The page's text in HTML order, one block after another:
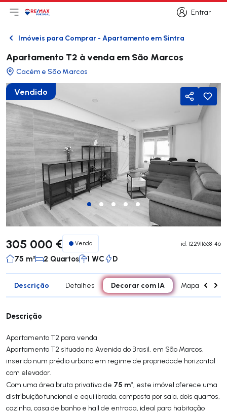
Entrar
Entrar
Abri menu principal
LogoIr para página inicial
VoltarImóveis para Comprar - Apartamento em Sintra
Apartamento T2 à venda em São Marcos
Cacém e São Marcos
Vendido
Partilhar
305 000 € Venda id. 122911668-46
75 m² 2 Quartos 1 WC D
Descrição Detalhes Decorar com IA Mapa
Descrição
Apartamento T2 para venda
Apartamento T2 situado na Avenida do Brasil, em São Marcos,
inserido num prédio urbano em regime de propriedade horizontal
com elevador.
Com uma área bruta privativa de 75 m², este imóvel oferece uma
distribuição funcional e equilibrada, composta por sala, dois quartos,
cozinha, casa de banho e hall de entrada, ideal para habitação